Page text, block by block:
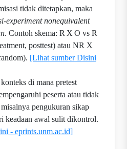
tidak ditetapkan, maka
experiment nonequivalent
. Contoh skema: R X O vs R
posttest) atau NR X
[Lihat sumber Disini
di mana pretest
peserta atau tidak
pengukuran sikap
keadaan awal sulit dikontrol.
- eprints.unm.ac.id]